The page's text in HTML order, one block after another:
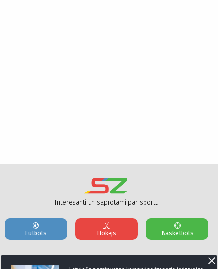
Interesanti un saprotami par sportu
Futbols Hokejs Basketbols